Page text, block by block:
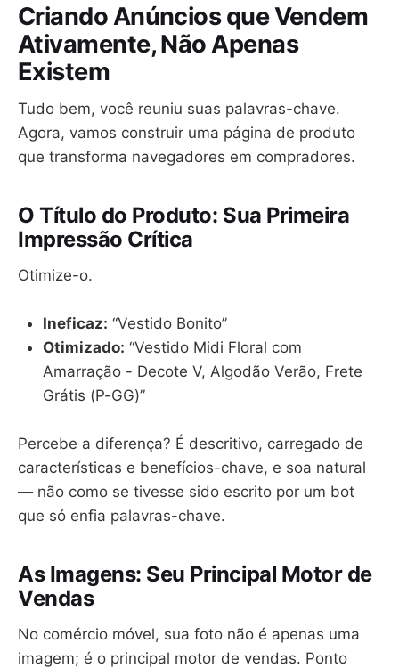
Criando Anúncios que Vendem
Ativamente, Não Apenas
Existem
Tudo bem, você reuniu suas palavras-chave.
Agora, vamos construir uma página de produto
que transforma navegadores em compradores.
O Título do Produto: Sua Primeira
Impressão Crítica
Otimize-o.
Ineficaz: “Vestido Bonito”
Otimizado: “Vestido Midi Floral com
Amarração - Decote V, Algodão Verão, Frete
Grátis (P-GG)”
Percebe a diferença? É descritivo, carregado de
características e benefícios-chave, e soa natural
— não como se tivesse sido escrito por um bot
que só enfia palavras-chave.
As Imagens: Seu Principal Motor de
Vendas
No comércio móvel, sua foto não é apenas uma
imagem; é o principal motor de vendas. Ponto